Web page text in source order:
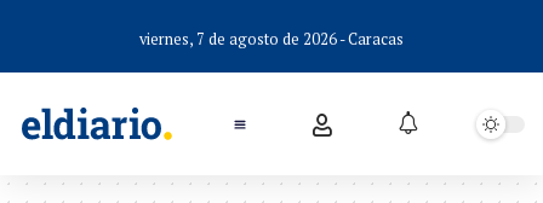
viernes, 7 de agosto de 2026 - Caracas